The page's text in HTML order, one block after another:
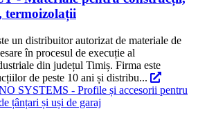
termoizolații
un distribuitor autorizat de materiale de
în procesul de execuție al
din județul Timiș. Firma este
de peste 10 ani și distribu...